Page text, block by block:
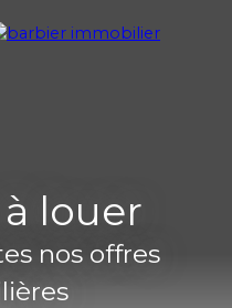
louer
nos offres